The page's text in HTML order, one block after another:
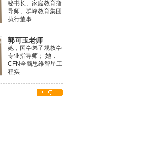
秘书长、家庭教育指
导师、群峰教育集团
执行董事……
郭可玉老师
她，国学弟子规教学
专业指导师； 她，
CFN全脑思维智星工
程实